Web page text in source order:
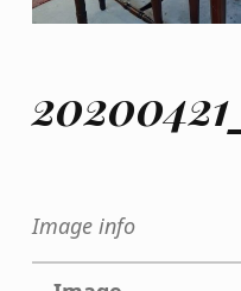
Image info